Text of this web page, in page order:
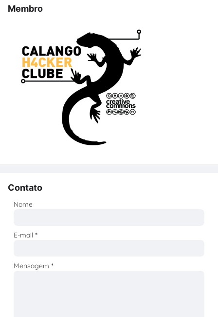
Membro
Contato
Nome
E-mail*
Mensagem*